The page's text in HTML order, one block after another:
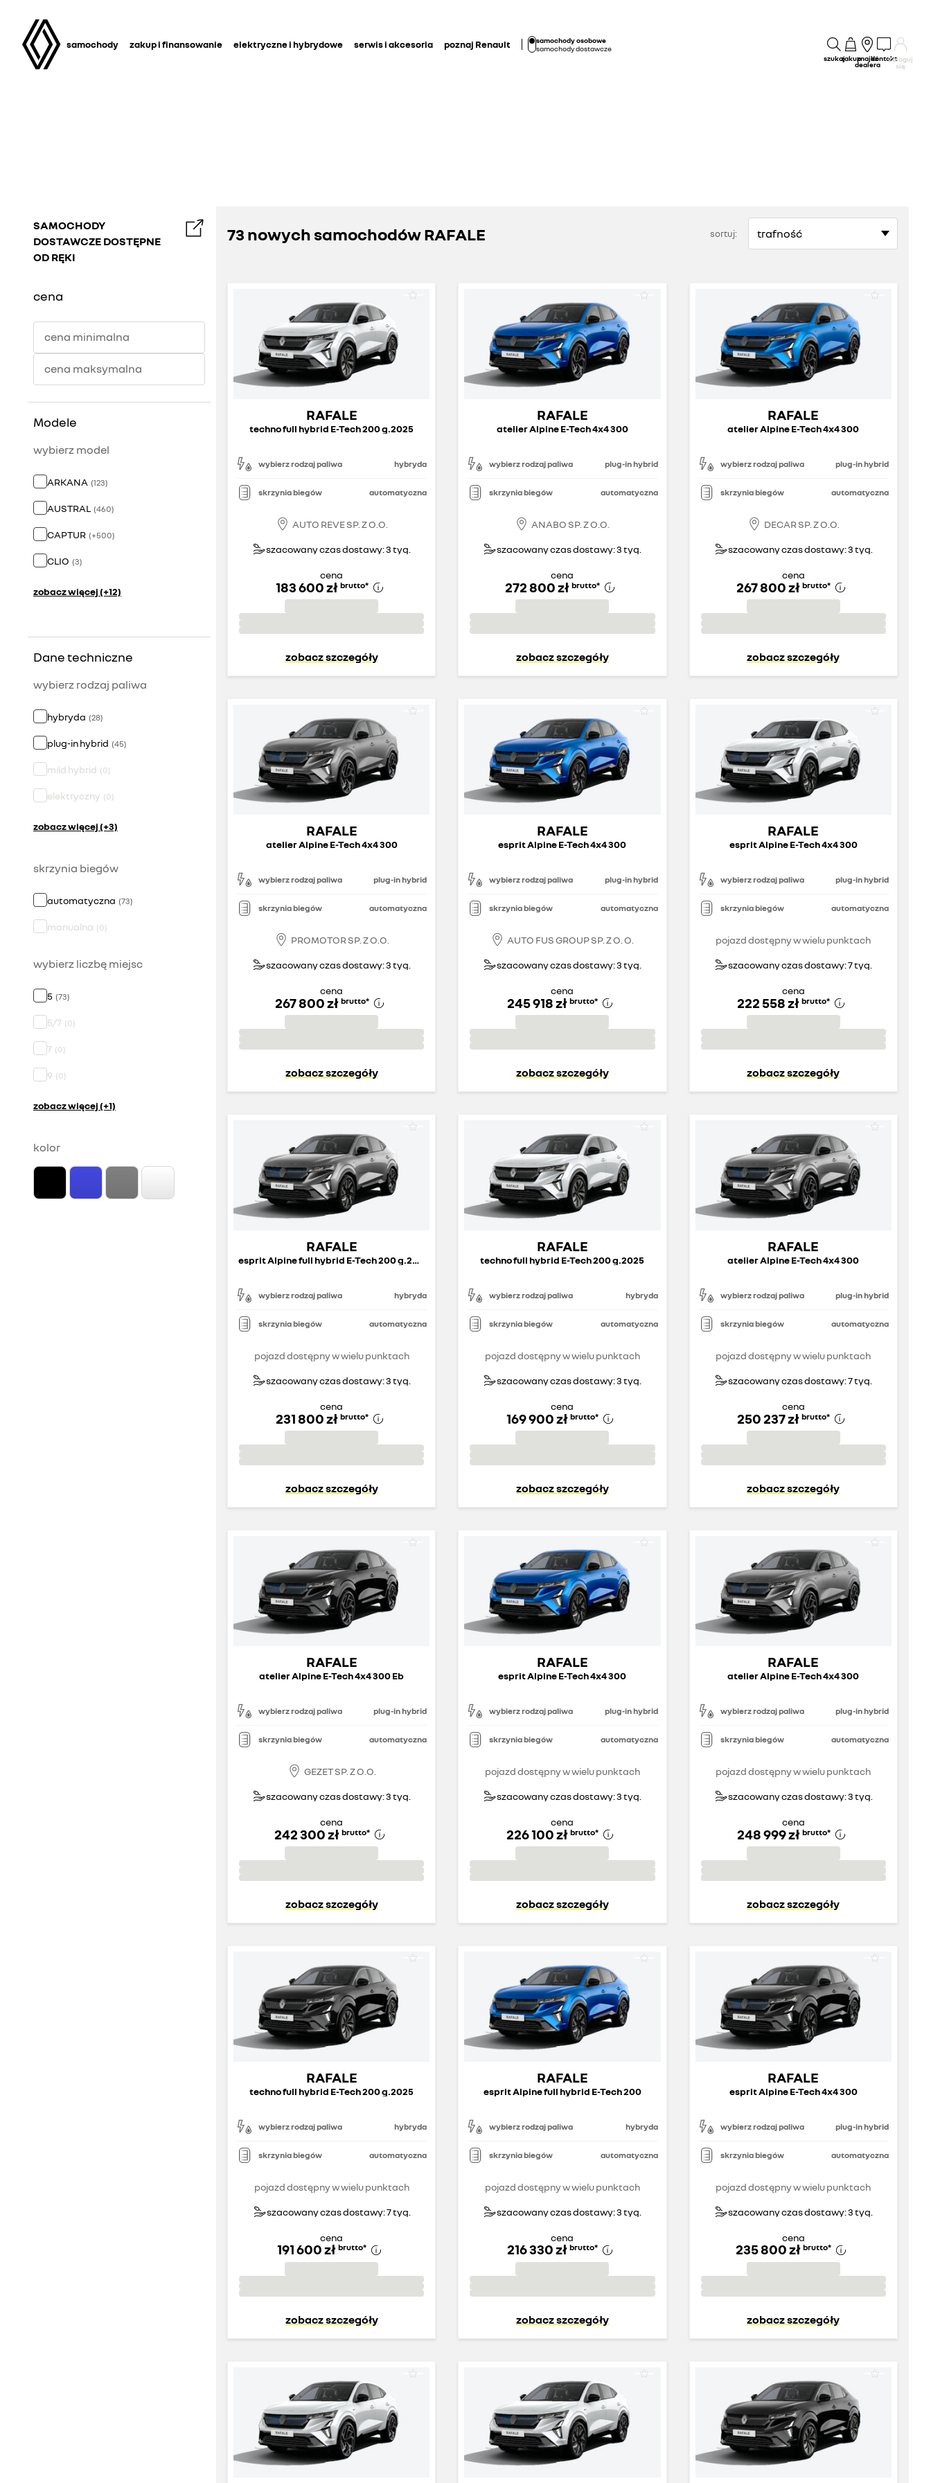
samochody zakup i finansowanie elektryczne i hybrydowe serwis i akcesoria poznaj Renault
samochody osobowe
samochody dostawcze
szukajzakupznajdź
dealera
kontaktZaloguj
się
SAMOCHODY
DOSTAWCZE DOSTĘPNE
OD RĘKI
cena
cena minimalna
cena maksymalna
Modele
wybierz model
ARKANA (123)
AUSTRAL (460)
CAPTUR (+500)
CLIO (3)
zobacz więcej (+12)
Dane techniczne
wybierz rodzaj paliwa
hybryda (28)
plug-in hybrid (45)
mild hybrid (0)
elektryczny (0)
zobacz więcej (+3)
skrzynia biegów
automatyczna (73)
manualna (0)
wybierz liczbę miejsc
5 (73)
5/7 (0)
7 (0)
9 (0)
zobacz więcej (+1)
kolor
73 nowych samochodów RAFALE sortuj:
RAFALE
techno full hybrid E-Tech 200 g.2025
wybierz rodzaj paliwa hybryda
skrzynia biegów automatyczna
AUTO REVE SP. Z O.O.
szacowany czas dostawy: 3 tyg.
cena
183 600 zł brutto*
zobacz szczegóły
RAFALE
atelier Alpine E-Tech 4x4 300
wybierz rodzaj paliwa plug-in hybrid
skrzynia biegów automatyczna
ANABO SP. Z O.O.
szacowany czas dostawy: 3 tyg.
cena
272 800 zł brutto*
zobacz szczegóły
RAFALE
atelier Alpine E-Tech 4x4 300
wybierz rodzaj paliwa plug-in hybrid
skrzynia biegów automatyczna
DECAR SP. Z O.O.
szacowany czas dostawy: 3 tyg.
cena
267 800 zł brutto*
zobacz szczegóły
RAFALE
atelier Alpine E-Tech 4x4 300
wybierz rodzaj paliwa plug-in hybrid
skrzynia biegów automatyczna
PROMOTOR SP. Z O.O.
szacowany czas dostawy: 3 tyg.
cena
267 800 zł brutto*
zobacz szczegóły
RAFALE
esprit Alpine E-Tech 4x4 300
wybierz rodzaj paliwa plug-in hybrid
skrzynia biegów automatyczna
AUTO FUS GROUP SP. Z O. O.
szacowany czas dostawy: 3 tyg.
cena
245 918 zł brutto*
zobacz szczegóły
RAFALE
esprit Alpine E-Tech 4x4 300
wybierz rodzaj paliwa plug-in hybrid
skrzynia biegów automatyczna
pojazd dostępny w wielu punktach
szacowany czas dostawy: 7 tyg.
cena
222 558 zł brutto*
zobacz szczegóły
RAFALE
esprit Alpine full hybrid E-Tech 200 g.2025
wybierz rodzaj paliwa hybryda
skrzynia biegów automatyczna
pojazd dostępny w wielu punktach
szacowany czas dostawy: 3 tyg.
cena
231 800 zł brutto*
zobacz szczegóły
RAFALE
techno full hybrid E-Tech 200 g.2025
wybierz rodzaj paliwa hybryda
skrzynia biegów automatyczna
pojazd dostępny w wielu punktach
szacowany czas dostawy: 3 tyg.
cena
169 900 zł brutto*
zobacz szczegóły
RAFALE
atelier Alpine E-Tech 4x4 300
wybierz rodzaj paliwa plug-in hybrid
skrzynia biegów automatyczna
pojazd dostępny w wielu punktach
szacowany czas dostawy: 7 tyg.
cena
250 237 zł brutto*
zobacz szczegóły
RAFALE
atelier Alpine E-Tech 4x4 300 Eb
wybierz rodzaj paliwa plug-in hybrid
skrzynia biegów automatyczna
GEZET SP. Z O.O.
szacowany czas dostawy: 3 tyg.
cena
242 300 zł brutto*
zobacz szczegóły
RAFALE
esprit Alpine E-Tech 4x4 300
wybierz rodzaj paliwa plug-in hybrid
skrzynia biegów automatyczna
pojazd dostępny w wielu punktach
szacowany czas dostawy: 3 tyg.
cena
226 100 zł brutto*
zobacz szczegóły
RAFALE
atelier Alpine E-Tech 4x4 300
wybierz rodzaj paliwa plug-in hybrid
skrzynia biegów automatyczna
pojazd dostępny w wielu punktach
szacowany czas dostawy: 3 tyg.
cena
248 999 zł brutto*
zobacz szczegóły
RAFALE
techno full hybrid E-Tech 200 g.2025
wybierz rodzaj paliwa hybryda
skrzynia biegów automatyczna
pojazd dostępny w wielu punktach
szacowany czas dostawy: 7 tyg.
cena
191 600 zł brutto*
zobacz szczegóły
RAFALE
esprit Alpine full hybrid E-Tech 200
wybierz rodzaj paliwa hybryda
skrzynia biegów automatyczna
pojazd dostępny w wielu punktach
szacowany czas dostawy: 3 tyg.
cena
216 330 zł brutto*
zobacz szczegóły
RAFALE
esprit Alpine E-Tech 4x4 300
wybierz rodzaj paliwa plug-in hybrid
skrzynia biegów automatyczna
pojazd dostępny w wielu punktach
szacowany czas dostawy: 3 tyg.
cena
235 800 zł brutto*
zobacz szczegóły